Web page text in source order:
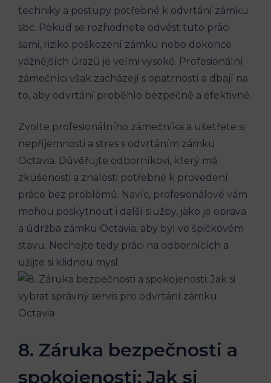
techniky a postupy potřebné k odvrtání zámku
sbc. Pokud se rozhodnete odvést tuto práci
sami, riziko poškození zámku nebo dokonce
vážnějších úrazů je velmi vysoké. Profesionální
zámečníci však zacházejí s opatrností a dbají na
to, aby odvrtání proběhlo bezpečně a efektivně.
Zvolte profesionálního zámečníka a ušetřete si
nepříjemnosti a stres s odvrtáním zámku
Octavia. Důvěřujte odborníkovi, který má
zkušenosti a znalosti potřebné k provedení
práce bez problémů. Navíc, profesionálové vám
mohou poskytnout i další služby, jako je oprava
a údržba zámku Octavia, aby byl ve špičkovém
stavu. Nechejte tedy práci na odbornících a
užijte si klidnou mysl.
8. Záruka bezpečnosti a
spokojenosti: Jak si